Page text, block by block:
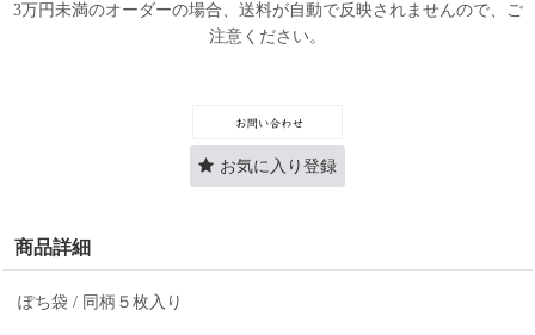
3万円未満のオーダーの場合、送料が自動で反映されませんので、ご
注意ください。
お気に入り登録
商品詳細
ぽち袋 / 同柄５枚入り